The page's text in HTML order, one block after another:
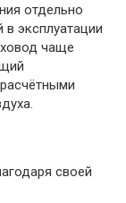
отдельно
эксплуатации
чаще
своей